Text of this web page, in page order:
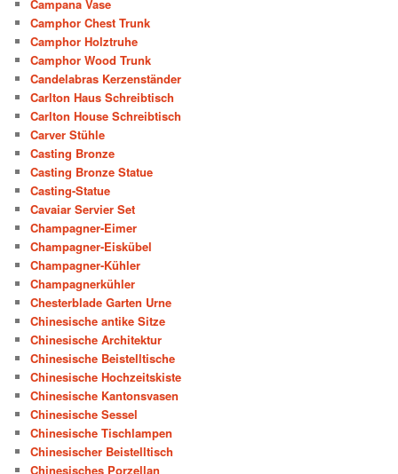
Campana Vase
Camphor Chest Trunk
Camphor Holztruhe
Camphor Wood Trunk
Candelabras Kerzenständer
Carlton Haus Schreibtisch
Carlton House Schreibtisch
Carver Stühle
Casting Bronze
Casting Bronze Statue
Casting-Statue
Cavaiar Servier Set
Champagner-Eimer
Champagner-Eiskübel
Champagner-Kühler
Champagnerkühler
Chesterblade Garten Urne
Chinesische antike Sitze
Chinesische Architektur
Chinesische Beistelltische
Chinesische Hochzeitskiste
Chinesische Kantonsvasen
Chinesische Sessel
Chinesische Tischlampen
Chinesischer Beistelltisch
Chinesisches Porzellan